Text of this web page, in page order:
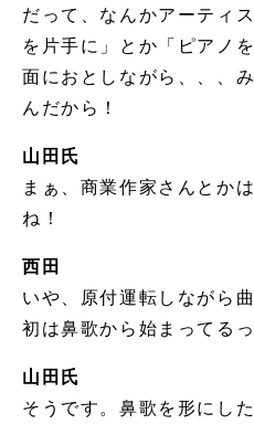
だって、なんかアーティ
を片手に」とか「ピアノ
面におとしながら、、、
んだから！
山田氏
まぁ、商業作家さんとか
ね！
西田
いや、原付運転しながら
初は鼻歌から始まってる
山田氏
そうです。鼻歌を形にし